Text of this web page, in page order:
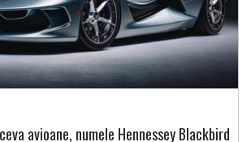
avioane, numele Hennessey Blackbird